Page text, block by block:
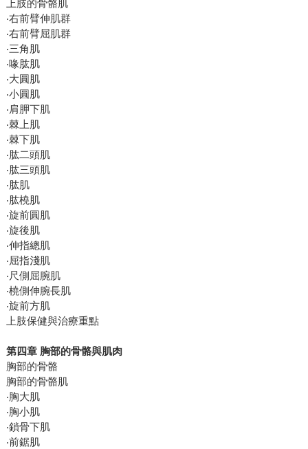
上肢的骨骼肌
‧右前臂伸肌群
‧右前臂屈肌群
‧三角肌
‧喙肱肌
‧大圓肌
‧小圓肌
‧肩胛下肌
‧棘上肌
‧棘下肌
‧肱二頭肌
‧肱三頭肌
‧肱肌
‧肱橈肌
‧旋前圓肌
‧旋後肌
‧伸指總肌
‧屈指淺肌
‧尺側屈腕肌
‧橈側伸腕長肌
‧旋前方肌
上肢保健與治療重點
第四章 胸部的骨骼與肌肉
胸部的骨骼
胸部的骨骼肌
‧胸大肌
‧胸小肌
‧鎖骨下肌
‧前鋸肌